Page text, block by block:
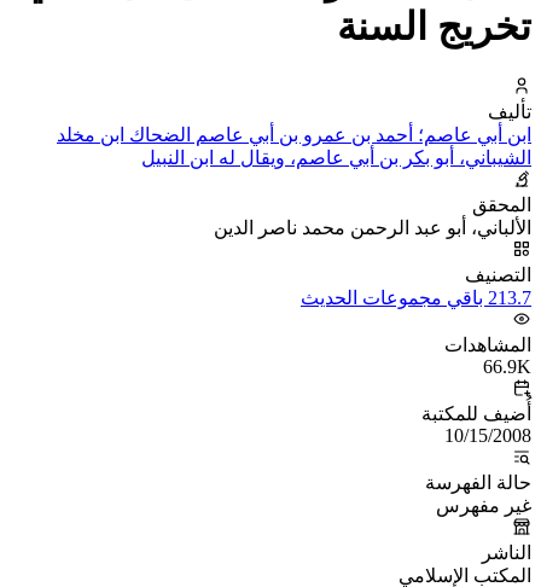
تخريج السنة
تأليف
ابن أبي عاصم؛ أحمد بن عمرو بن أبي عاصم الضحاك ابن مخلد
الشيباني، أبو بكر بن أبي عاصم، ويقال له ابن النبيل
المحقق
الألباني، أبو عبد الرحمن محمد ناصر الدين
التصنيف
213.7 باقي مجموعات الحديث
المشاهدات
66.9K
أُضيف للمكتبة
10/15/2008
حالة الفهرسة
غير مفهرس
الناشر
المكتب الإسلامي